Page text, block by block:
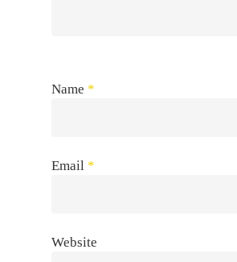
Name *
Email *
Website